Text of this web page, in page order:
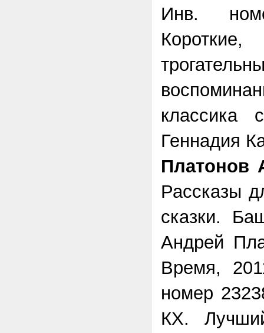
Инв.
классика
Геннадия
Рассказы
сказки.
Андрей
Время,
номер
КХ.